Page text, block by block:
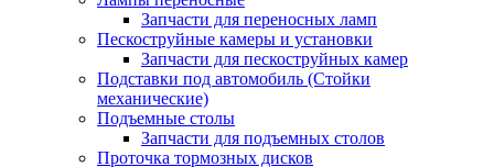
Запчасти для переносных ламп
Пескоструйные камеры и установки
Запчасти для пескоструйных камер
Подставки под автомобиль (Стойки
механические)
Подъемные столы
Запчасти для подъемных столов
Проточка тормозных дисков